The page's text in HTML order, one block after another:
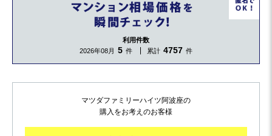
利用件数
2026年08月
5 件 累計 4757 件
マツダファミリーハイツ阿波座の
購入をお考えのお客様